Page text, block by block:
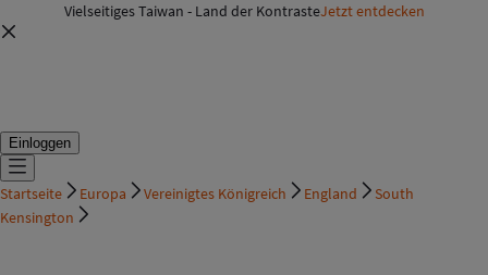
Vielseitiges Taiwan - Land der KontrasteJetzt entdecken
Einloggen
Startseite Europa Vereinigtes Königreich England
South
Kensington